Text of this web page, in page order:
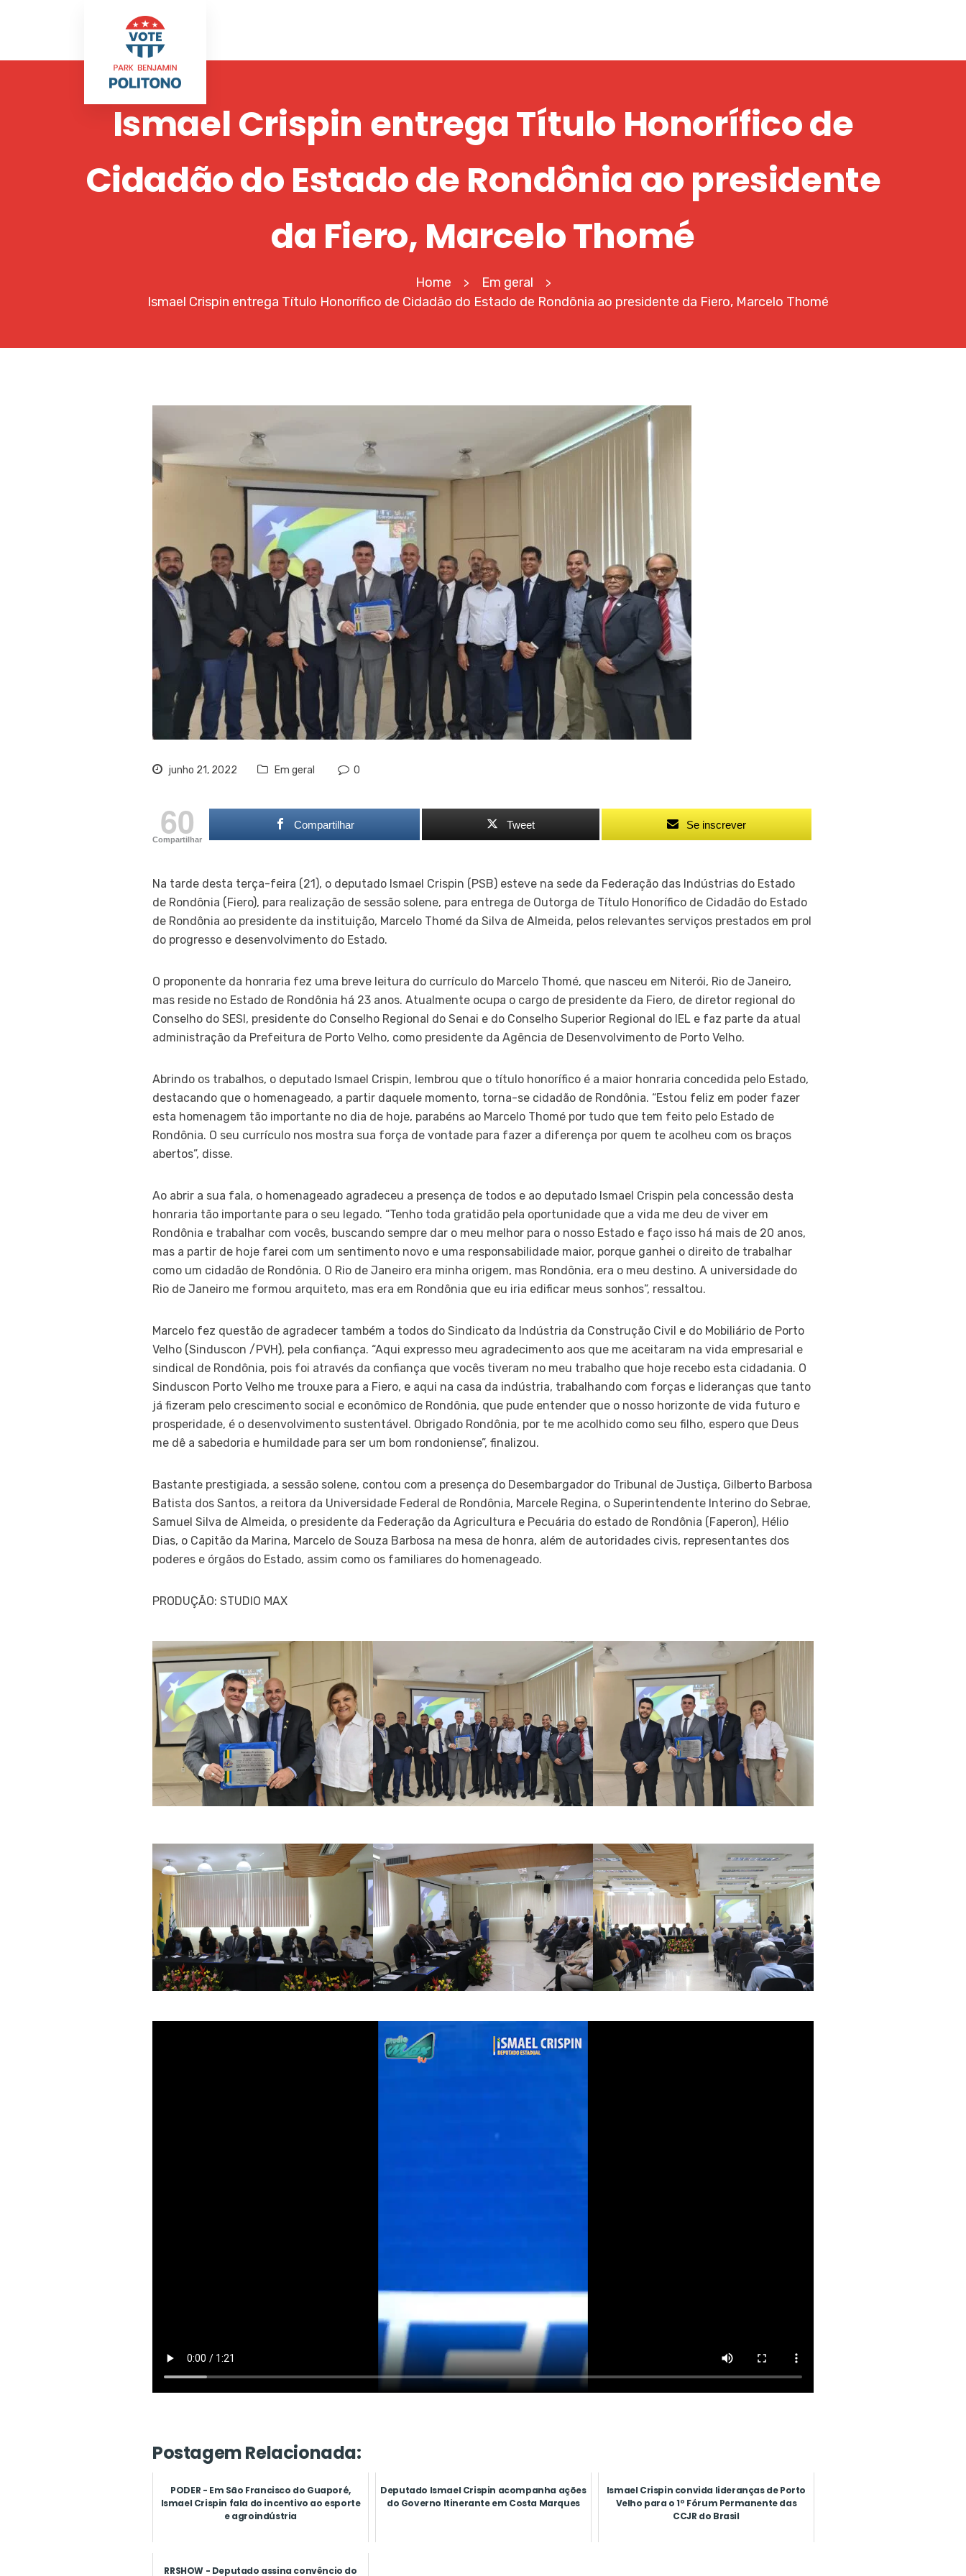
Ismael Crispin entrega Título Honorífico de
Cidadão do Estado de Rondônia ao presidente
da Fiero, Marcelo Thomé
Home > Em geral >
Ismael Crispin entrega Título Honorífico de Cidadão do Estado de Rondônia ao presidente da Fiero, Marcelo Thomé
junho 21, 2022 Em geral 0
60
Compartilhar
Compartilhar Tweet Se inscrever
Na tarde desta terça-feira (21), o deputado Ismael Crispin (PSB) esteve na sede da Federação das Indústrias do Estado
de Rondônia (Fiero), para realização de sessão solene, para entrega de Outorga de Título Honorífico de Cidadão do Estado
de Rondônia ao presidente da instituição, Marcelo Thomé da Silva de Almeida, pelos relevantes serviços prestados em prol
do progresso e desenvolvimento do Estado.
O proponente da honraria fez uma breve leitura do currículo do Marcelo Thomé, que nasceu em Niterói, Rio de Janeiro,
mas reside no Estado de Rondônia há 23 anos. Atualmente ocupa o cargo de presidente da Fiero, de diretor regional do
Conselho do SESI, presidente do Conselho Regional do Senai e do Conselho Superior Regional do IEL e faz parte da atual
administração da Prefeitura de Porto Velho, como presidente da Agência de Desenvolvimento de Porto Velho.
Abrindo os trabalhos, o deputado Ismael Crispin, lembrou que o título honorífico é a maior honraria concedida pelo Estado,
destacando que o homenageado, a partir daquele momento, torna-se cidadão de Rondônia. “Estou feliz em poder fazer
esta homenagem tão importante no dia de hoje, parabéns ao Marcelo Thomé por tudo que tem feito pelo Estado de
Rondônia. O seu currículo nos mostra sua força de vontade para fazer a diferença por quem te acolheu com os braços
abertos”, disse.
Ao abrir a sua fala, o homenageado agradeceu a presença de todos e ao deputado Ismael Crispin pela concessão desta
honraria tão importante para o seu legado. “Tenho toda gratidão pela oportunidade que a vida me deu de viver em
Rondônia e trabalhar com vocês, buscando sempre dar o meu melhor para o nosso Estado e faço isso há mais de 20 anos,
mas a partir de hoje farei com um sentimento novo e uma responsabilidade maior, porque ganhei o direito de trabalhar
como um cidadão de Rondônia. O Rio de Janeiro era minha origem, mas Rondônia, era o meu destino. A universidade do
Rio de Janeiro me formou arquiteto, mas era em Rondônia que eu iria edificar meus sonhos”, ressaltou.
Marcelo fez questão de agradecer também a todos do Sindicato da Indústria da Construção Civil e do Mobiliário de Porto
Velho (Sinduscon /PVH), pela confiança. “Aqui expresso meu agradecimento aos que me aceitaram na vida empresarial e
sindical de Rondônia, pois foi através da confiança que vocês tiveram no meu trabalho que hoje recebo esta cidadania. O
Sinduscon Porto Velho me trouxe para a Fiero, e aqui na casa da indústria, trabalhando com forças e lideranças que tanto
já fizeram pelo crescimento social e econômico de Rondônia, que pude entender que o nosso horizonte de vida futuro e
prosperidade, é o desenvolvimento sustentável. Obrigado Rondônia, por te me acolhido como seu filho, espero que Deus
me dê a sabedoria e humildade para ser um bom rondoniense”, finalizou.
Bastante prestigiada, a sessão solene, contou com a presença do Desembargador do Tribunal de Justiça, Gilberto Barbosa
Batista dos Santos, a reitora da Universidade Federal de Rondônia, Marcele Regina, o Superintendente Interino do Sebrae,
Samuel Silva de Almeida, o presidente da Federação da Agricultura e Pecuária do estado de Rondônia (Faperon), Hélio
Dias, o Capitão da Marina, Marcelo de Souza Barbosa na mesa de honra, além de autoridades civis, representantes dos
poderes e órgãos do Estado, assim como os familiares do homenageado.
PRODUÇÃO: STUDIO MAX
Postagem Relacionada:
PODER - Em São Francisco do Guaporé,
Ismael Crispin fala do incentivo ao esporte
e agroindústria
Deputado Ismael Crispin acompanha ações
do Governo Itinerante em Costa Marques
Ismael Crispin convida lideranças de Porto
Velho para o 1º Fórum Permanente das
CCJR do Brasil
RRSHOW - Deputado assina convêncio do